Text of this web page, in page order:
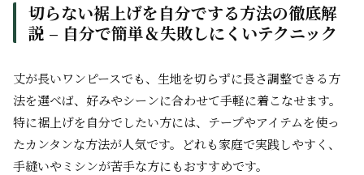
切らない裾上げを自分でする方法の徹底解
説 – 自分で簡単＆失敗しにくいテクニック
丈が長いワンピースでも、生地を切らずに長さ調整できる方
法を選べば、好みやシーンに合わせて手軽に着こなせます。
特に裾上げを自分でしたい方には、テープやアイテムを使っ
たカンタンな方法が人気です。どれも家庭で実践しやすく、
手縫いやミシンが苦手な方にもおすすめです。